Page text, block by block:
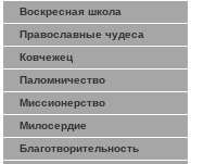
Воскресная школа
Православные чудеса
Ковчежец
Паломничество
Миссионерство
Милосердие
Благотворительность